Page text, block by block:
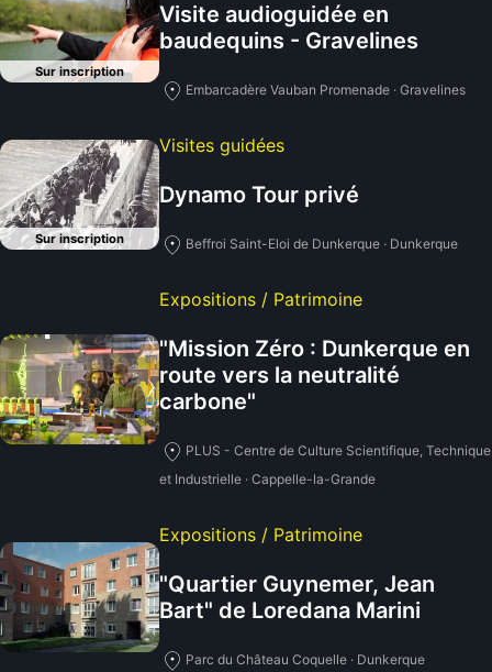
Sur inscription
Visite audioguidée en
baudequins - Gravelines
Embarcadère Vauban Promenade · Gravelines
Sur inscription
Visites guidées
Dynamo Tour privé
Beffroi Saint-Eloi de Dunkerque · Dunkerque
Expositions / Patrimoine
"Mission Zéro : Dunkerque en
route vers la neutralité
carbone"
PLUS - Centre de Culture Scientifique, Technique
et Industrielle · Cappelle-la-Grande
Expositions / Patrimoine
"Quartier Guynemer, Jean
Bart" de Loredana Marini
Parc du Château Coquelle · Dunkerque